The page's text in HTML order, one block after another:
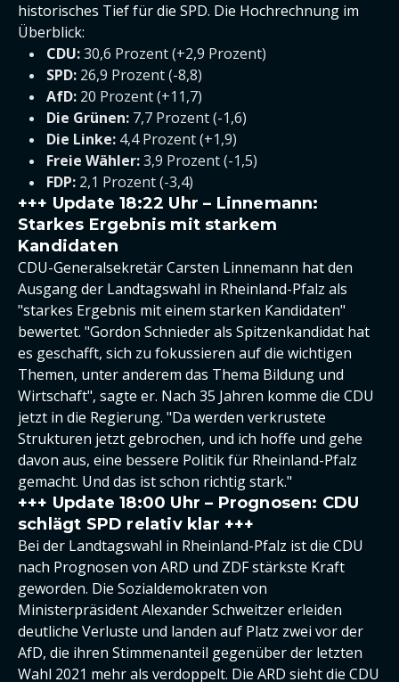
historisches Tief für die SPD. Die Hochrechnung im
Überblick:
CDU:30,6 Prozent (+2,9 Prozent)
SPD: 26,9 Prozent (-8,8)
AfD: 20 Prozent (+11,7)
Die Grünen: 7,7 Prozent (-1,6)
Die Linke: 4,4 Prozent (+1,9)
Freie Wähler:3,9 Prozent (-1,5)
FDP: 2,1 Prozent (-3,4)
+++ Update 18:22 Uhr – Linnemann:
Starkes Ergebnis mit starkem
Kandidaten
CDU-Generalsekretär Carsten Linnemann hat den
Ausgang der Landtagswahl in Rheinland-Pfalz als
"starkes Ergebnis mit einem starken Kandidaten"
bewertet. "Gordon Schnieder als Spitzenkandidat hat
es geschafft, sich zu fokussieren auf die wichtigen
Themen, unter anderem das Thema Bildung und
Wirtschaft", sagte er. Nach 35 Jahren komme die CDU
jetzt in die Regierung. "Da werden verkrustete
Strukturen jetzt gebrochen, und ich hoffe und gehe
davon aus, eine bessere Politik für Rheinland-Pfalz
gemacht. Und das ist schon richtig stark."
+++ Update 18:00 Uhr – Prognosen: CDU
schlägt SPD relativ klar +++
Bei der Landtagswahl in Rheinland-Pfalz ist die CDU
nach Prognosen von ARD und ZDF stärkste Kraft
geworden. Die Sozialdemokraten von
Ministerpräsident Alexander Schweitzer erleiden
deutliche Verluste und landen auf Platz zwei vor der
AfD, die ihren Stimmenanteil gegenüber der letzten
Wahl 2021 mehr als verdoppelt. Die ARD sieht die CDU